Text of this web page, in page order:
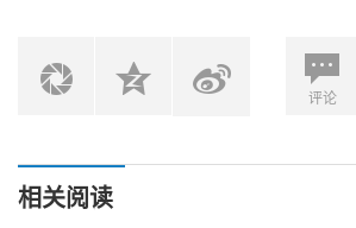
评论
相关阅读